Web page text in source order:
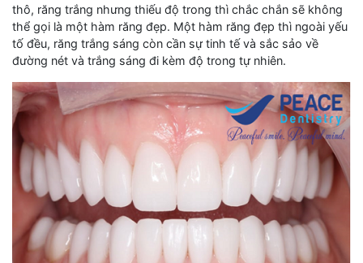
thô, răng trắng nhưng thiếu độ trong thì chắc chắn sẽ không
thể gọi là một hàm răng đẹp. Một hàm răng đẹp thì ngoài yếu
tố đều, răng trắng sáng còn cần sự tinh tế và sắc sảo về
đường nét và trắng sáng đi kèm độ trong tự nhiên.